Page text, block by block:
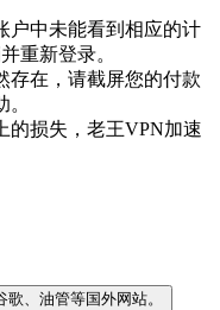
户中未能看到相应的计
重新登录。
存在，请截屏您的付款
的损失，老王VPN加速
、油管等国外网站。